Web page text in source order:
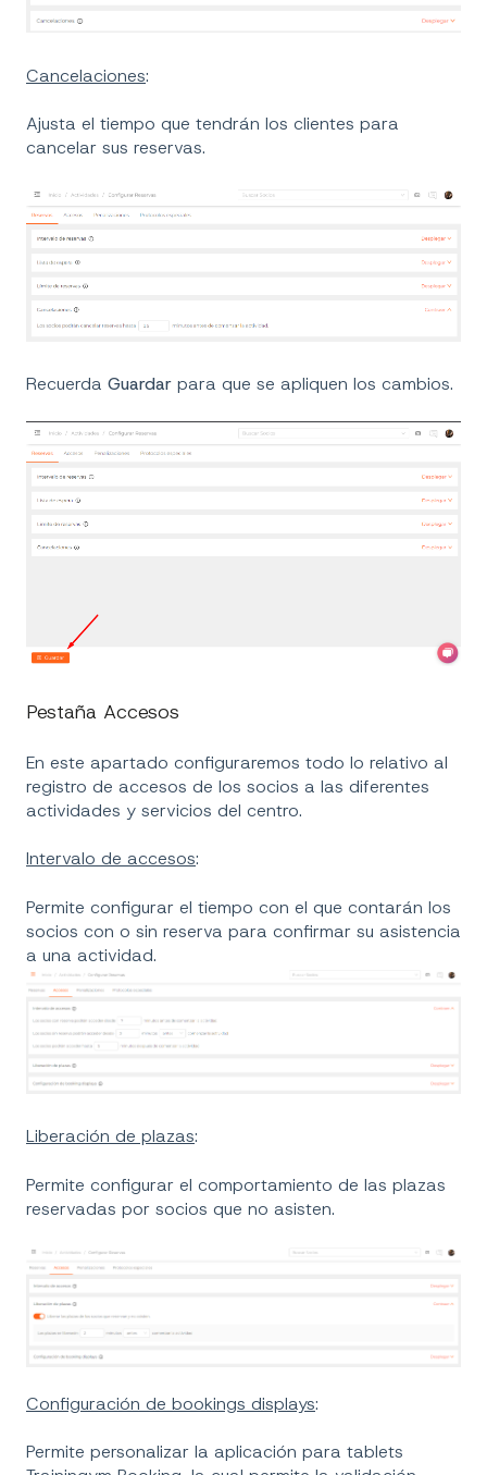
Cancelaciones:
Ajusta el tiempo que tendrán los clientes para
cancelar sus reservas.
Recuerda Guardar para que se apliquen los cambios.
Pestaña Accesos
En este apartado configuraremos todo lo relativo al
registro de accesos de los socios a las diferentes
actividades y servicios del centro.
Intervalo de accesos:
Permite configurar el tiempo con el que contarán los
socios con o sin reserva para confirmar su asistencia
a una actividad.
Liberación de plazas:
Permite configurar el comportamiento de las plazas
reservadas por socios que no asisten.
Configuración de bookings displays:
Permite personalizar la aplicación para tablets